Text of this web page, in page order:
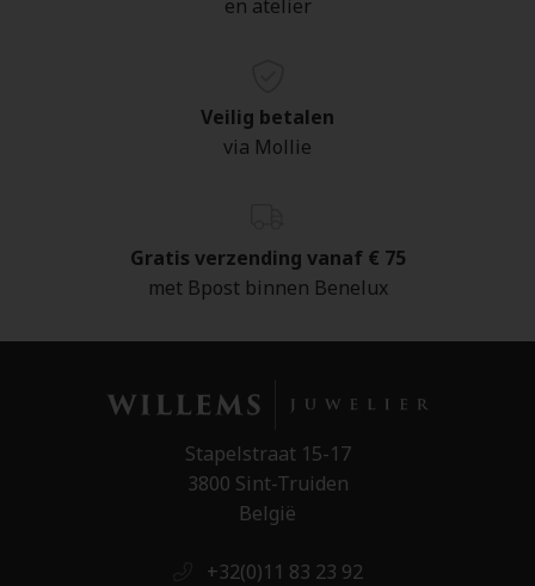
en atelier
Veilig betalen
via Mollie
Gratis verzending vanaf € 75
met Bpost binnen Benelux
Stapelstraat 15-17
3800 Sint-Truiden
België
+32(0)11 83 23 92